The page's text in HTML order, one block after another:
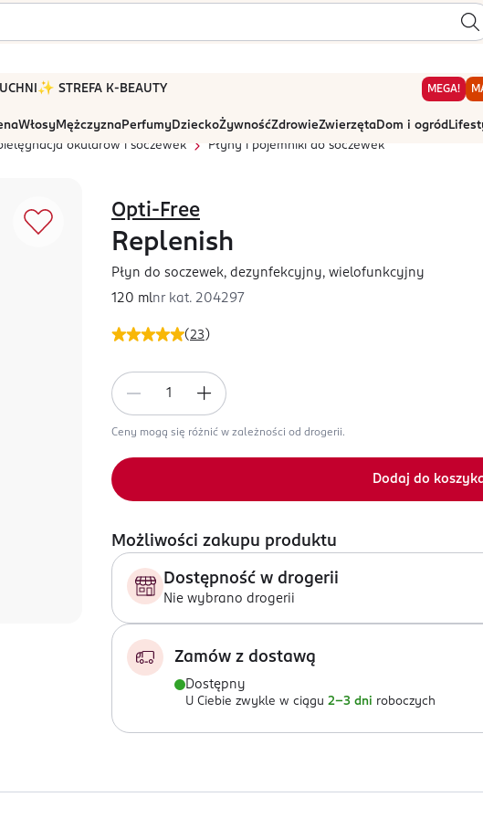
✨ STREFA K-BEAUTY MEGA!
WłosyMężczyznaPerfumyDzieckoŻywnośćZdrowieZwierzętaDom i ogród
okularów i soczewek Płyny i pojemniki do soczewek
(23 )
Opti-Free
Replenish
Płyn do soczewek, dezynfekcyjny, wielofunkcyjny
120 mlnr kat. 204297
Ceny mogą się różnić w zależności od drogerii.
Dodaj do
Możliwości zakupu produktu
Dostępność w drogerii
Nie wybrano drogerii
Zamów z dostawą
Dostępny
U Ciebie zwykle w ciągu 2-3 dni roboczych